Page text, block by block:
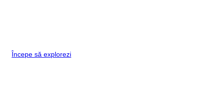
Începe să explorezi